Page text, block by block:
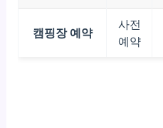
캠핑장 예약
사전
예약